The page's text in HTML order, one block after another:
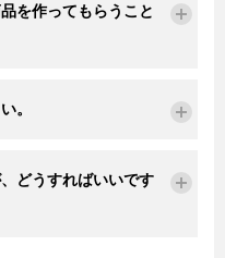
を作ってもらうこと
。
どうすればいいです